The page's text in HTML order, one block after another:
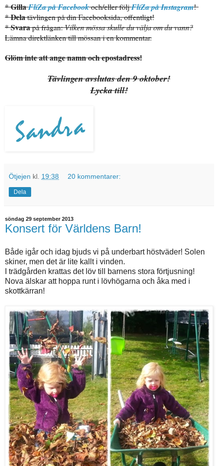
*GillaFliZa på Facebookoch/eller följFliZa på Instagram!
*Delatävlingen på din Facebooksida, offentligt!
*Svarapå frågan:Vilken mössa skulle du välja om du vann?
Lämna direktlänken till mössan i en kommentar.
Glöm inte att ange namn och epostadress!
Tävlingen avslutas den 9 oktober!
Lycka till!
Ötjejen kl. 19:38 20 kommentarer:
Dela
söndag 29 september 2013
Konsert för Världens Barn!
Både igår och idag bjuds vi på underbart höstväder! Solen
skiner, men det är lite kallt i vinden.
I trädgården krattas det löv till barnens stora förtjusning!
Nova älskar att hoppa runt i lövhögarna och åka med i
skottkärran!